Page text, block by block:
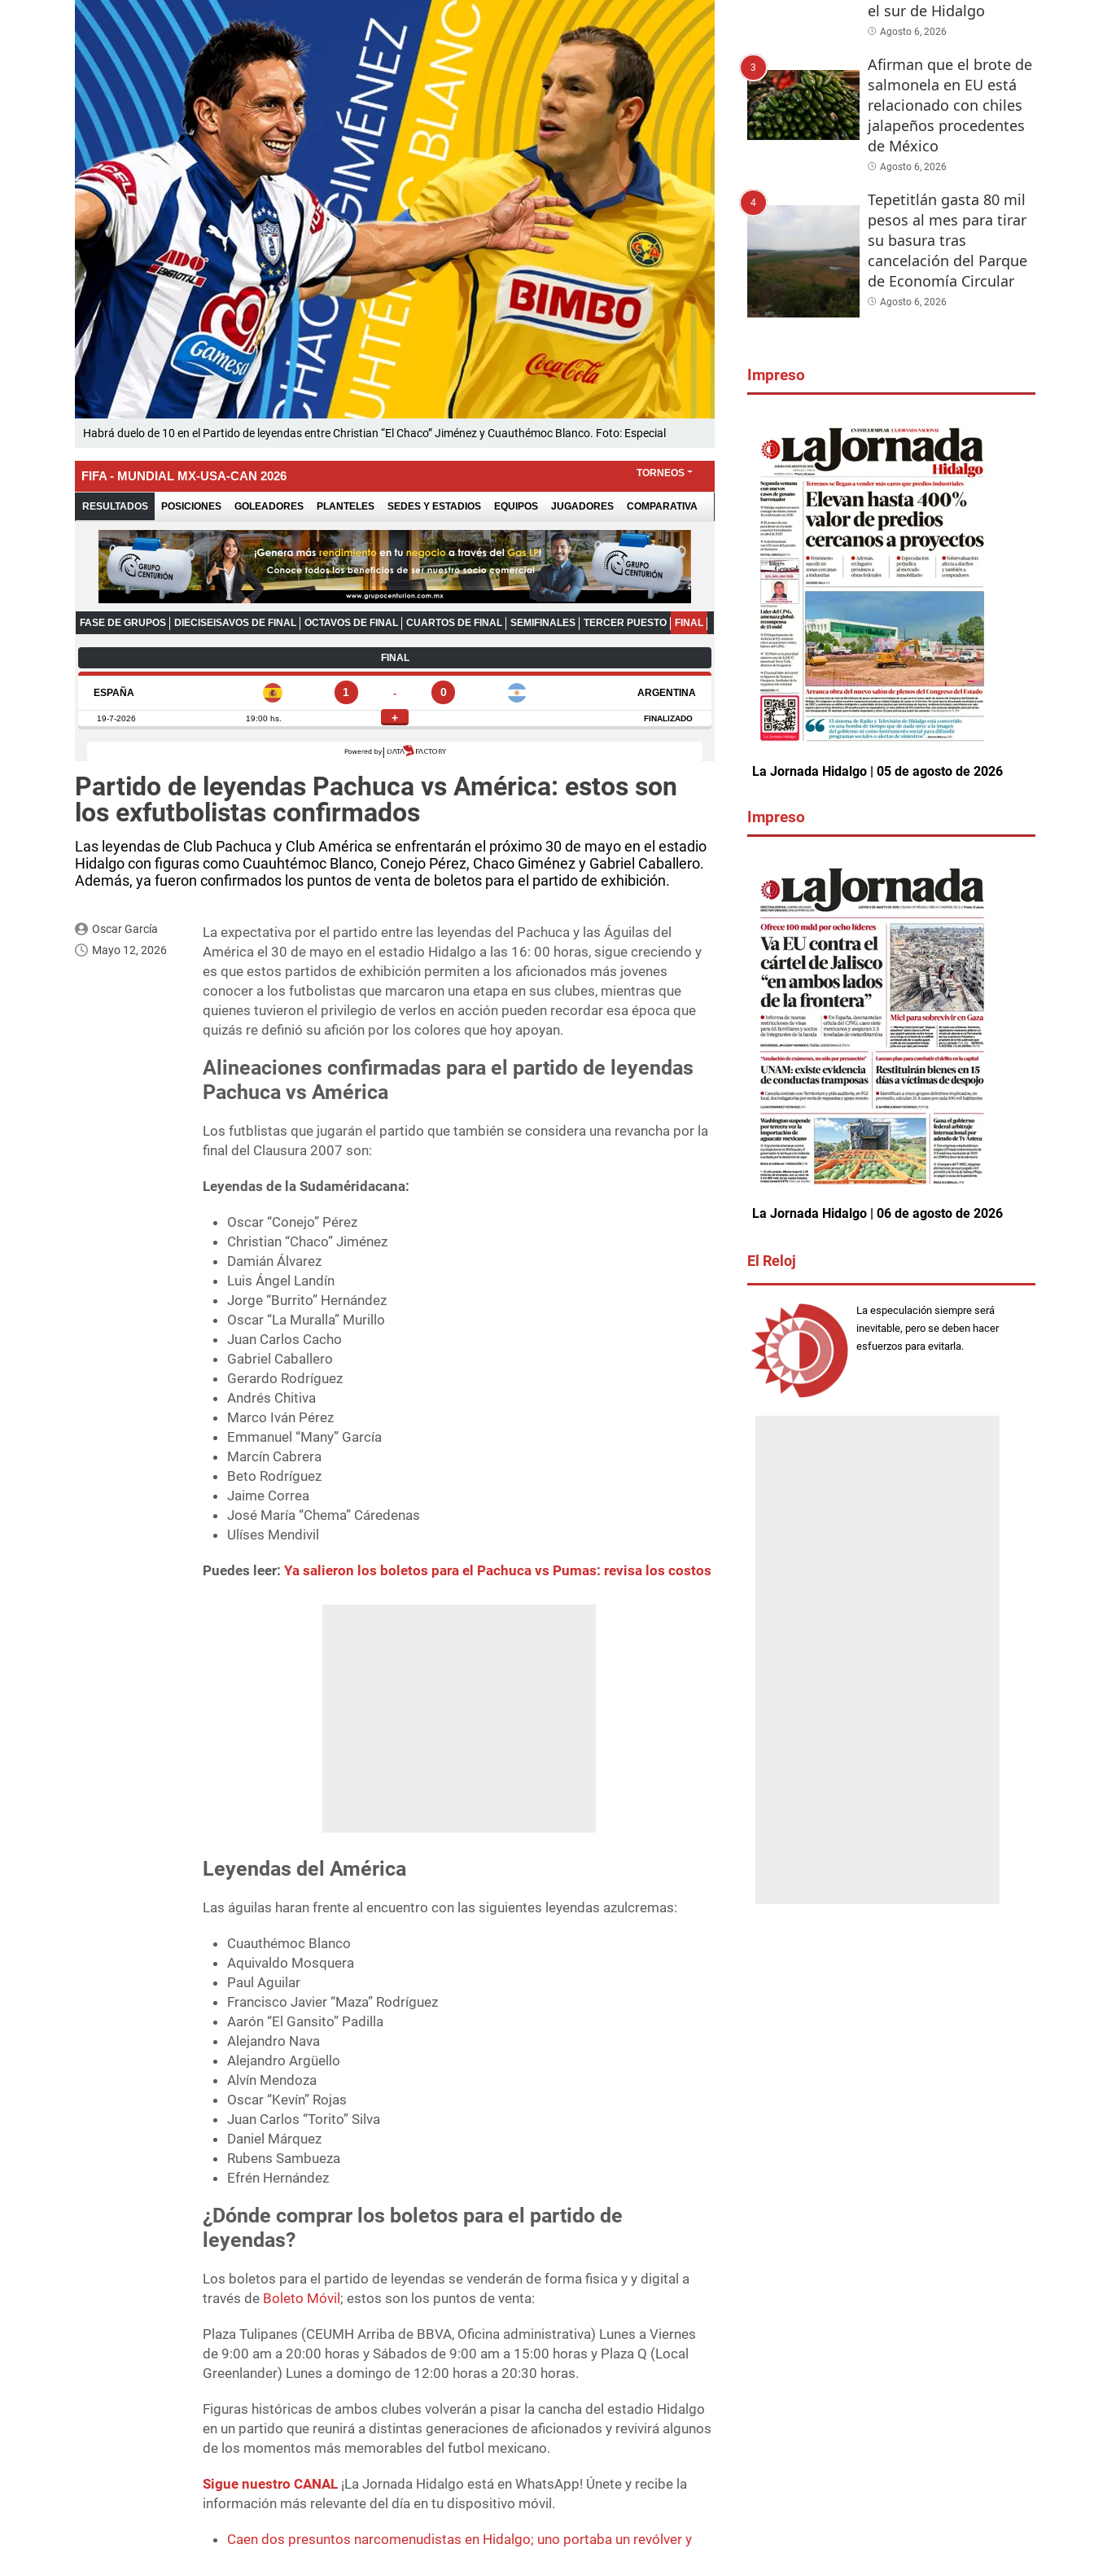
Habrá duelo de 10 en el Partido de leyendas entre Christian “El Chaco” Jiménez y Cuauthémoc Blanco. Foto: Especial
Partido de leyendas Pachuca vs América: estos son
los exfutbolistas confirmados
Las leyendas de Club Pachuca y Club América se enfrentarán el próximo 30 de mayo en el estadio
Hidalgo con figuras como Cuauhtémoc Blanco, Conejo Pérez, Chaco Giménez y Gabriel Caballero.
Además, ya fueron confirmados los puntos de venta de boletos para el partido de exhibición.
Oscar García
Mayo 12, 2026
La expectativa por el partido entre las leyendas del Pachuca y las Águilas del
América el 30 de mayo en el estadio Hidalgo a las 16: 00 horas, sigue creciendo y
es que estos partidos de exhibición permiten a los aficionados más jovenes
conocer a los futbolistas que marcaron una etapa en sus clubes, mientras que
quienes tuvieron el privilegio de verlos en acción pueden recordar esa época que
quizás re definió su afición por los colores que hoy apoyan.
Alineaciones confirmadas para el partido de leyendas
Pachuca vs América
Los futblistas que jugarán el partido que también se considera una revancha por la
final del Clausura 2007 son:
Leyendas de la Sudaméridacana:
Oscar “Conejo” Pérez
Christian “Chaco” Jiménez
Damián Álvarez
Luis Ángel Landín
Jorge “Burrito” Hernández
Oscar “La Muralla” Murillo
Juan Carlos Cacho
Gabriel Caballero
Gerardo Rodríguez
Andrés Chitiva
Marco Iván Pérez
Emmanuel “Many” García
Marcín Cabrera
Beto Rodríguez
Jaime Correa
José María “Chema” Cáredenas
Ulíses Mendivil
Puedes leer:Ya salieron los boletos para el Pachuca vs Pumas: revisa los costos
Leyendas del América
Las águilas haran frente al encuentro con las siguientes leyendas azulcremas:
Cuauthémoc Blanco
Aquivaldo Mosquera
Paul Aguilar
Francisco Javier “Maza” Rodríguez
Aarón “El Gansito” Padilla
Alejandro Nava
Alejandro Argüello
Alvín Mendoza
Oscar “Kevín” Rojas
Juan Carlos “Torito” Silva
Daniel Márquez
Rubens Sambueza
Efrén Hernández
¿Dónde comprar los boletos para el partido de
leyendas?
Los boletos para el partido de leyendas se venderán de forma fisica y y digital a
través de Boleto Móvil ; estos son los puntos de venta:
Plaza Tulipanes (CEUMH Arriba de BBVA, Oficina administrativa) Lunes a Viernes
de 9:00 am a 20:00 horas y Sábados de 9:00 am a 15:00 horas y Plaza Q (Local
Greenlander) Lunes a domingo de 12:00 horas a 20:30 horas.
Figuras históricas de ambos clubes volverán a pisar la cancha del estadio Hidalgo
en un partido que reunirá a distintas generaciones de aficionados y revivirá algunos
de los momentos más memorables del futbol mexicano.
Sigue nuestro CANAL ¡La Jornada Hidalgo está en WhatsApp! Únete y recibe la
información más relevante del día en tu dispositivo móvil.
Caen dos presuntos narcomenudistas en Hidalgo; uno portaba un revólver y
el sur de Hidalgo
Agosto 6, 2026
3
Afirman que el brote de
salmonela en EU está
relacionado con chiles
jalapeños procedentes
de México
Agosto 6, 2026
4
Tepetitlán gasta 80 mil
pesos al mes para tirar
su basura tras
cancelación del Parque
de Economía Circular
Agosto 6, 2026
Impreso
La Jornada Hidalgo | 05 de agosto de 2026
Impreso
La Jornada Hidalgo | 06 de agosto de 2026
El Reloj
La especulación siempre será
inevitable, pero se deben hacer
esfuerzos para evitarla.